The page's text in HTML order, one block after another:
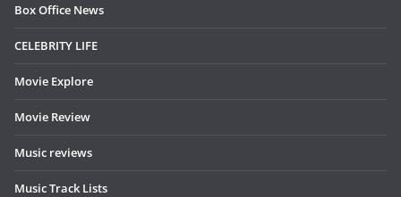
Box Office News
CELEBRITY LIFE
Movie Explore
Movie Review
Music reviews
Music Track Lists